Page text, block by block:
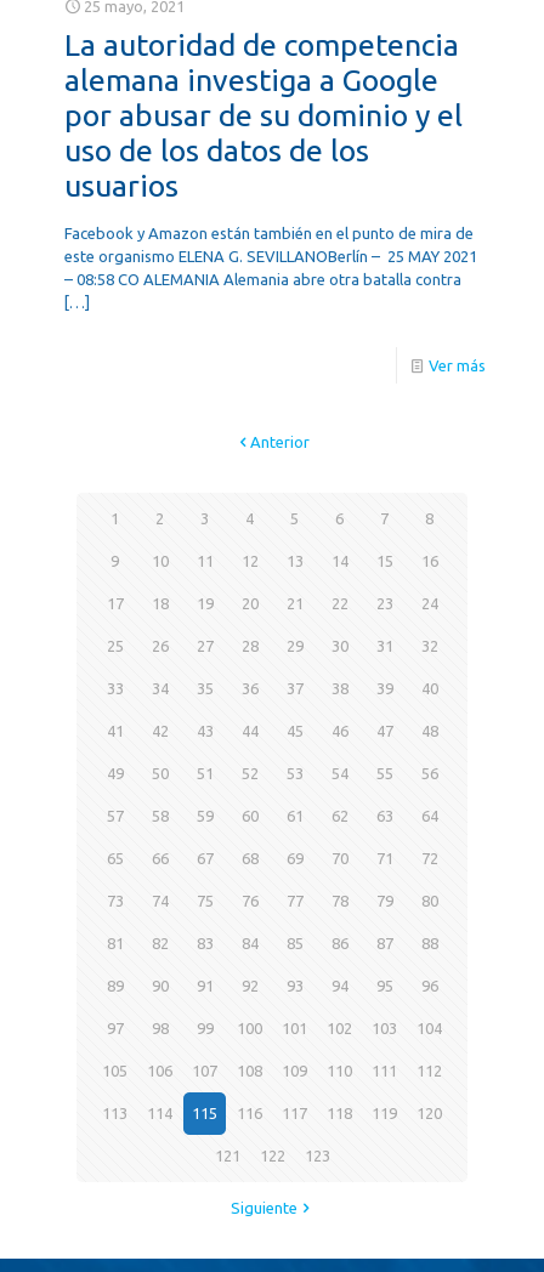
25 mayo, 2021
La autoridad de competencia
alemana investiga a Google
por abusar de su dominio y el
uso de los datos de los
usuarios
Facebook y Amazon están también en el punto de mira de
este organismo ELENA G. SEVILLANOBerlín – 25 MAY 2021
– 08:58 CO ALEMANIA Alemania abre otra batalla contra
[…]
Ver más
Anterior
1 2 3 4 5 6 7 8
9 10 11 12 13 14 15 16
17 18 19 20 21 22 23 24
25 26 27 28 29 30 31 32
33 34 35 36 37 38 39 40
41 42 43 44 45 46 47 48
49 50 51 52 53 54 55 56
57 58 59 60 61 62 63 64
65 66 67 68 69 70 71 72
73 74 75 76 77 78 79 80
81 82 83 84 85 86 87 88
89 90 91 92 93 94 95 96
97 98 99 100 101 102 103 104
105 106 107 108 109 110 111 112
113 114 115 116 117 118 119 120
121 122 123
Siguiente